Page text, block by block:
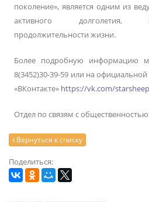
поколение», является одним из
активного долголетия,
продолжительности жизни.
Более подробную информацию
8(3452)30-39-59 или на
«ВКонтакте» https://vk.com/
Отдел по связям с
Вернуться к списку
Поделиться: